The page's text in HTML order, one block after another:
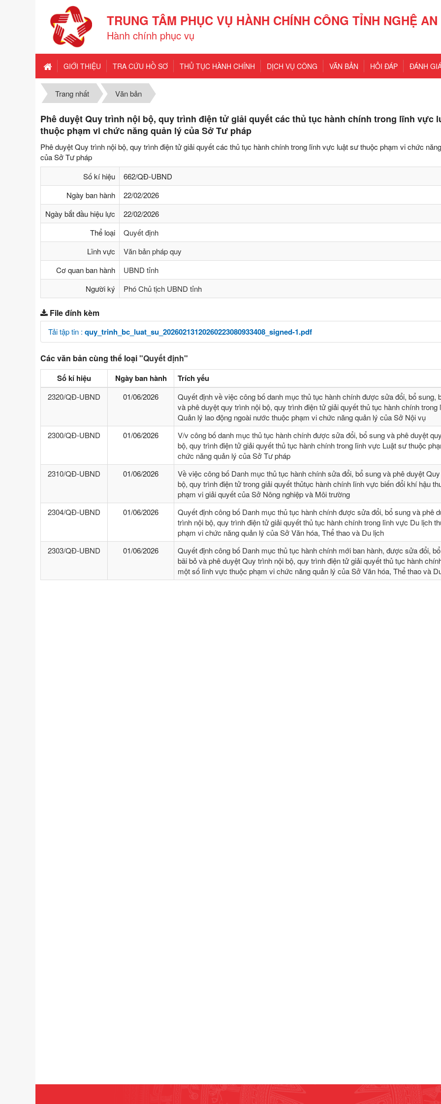
TRUNG TÂM PHỤC VỤ HÀNH CHÍNH CÔNG TỈNH NGHỆ AN
Hành chính phục vụ
GIỚI THIỆU TRA CỨU HỒ SƠ THỦ TỤC HÀNH CHÍNH DỊCH VỤ CÔNG VĂN BẢN HỎI ĐÁP ĐÁNH
Trang nhất Văn bản
Phê duyệt Quy trình nội bộ, quy trình điện tử giải quyết các thủ tục hành chính trong lĩnh vực
thuộc phạm vi chức năng quản lý của Sở Tư pháp
Phê duyệt Quy trình nội bộ, quy trình điện tử giải quyết các thủ tục hành chính trong lĩnh vực luật sư thuộc phạm vi chức
của Sở Tư pháp
Số kí hiệu
662/QĐ-UBND
Ngày ban hành
22/02/2026
Ngày bắt đầu hiệu lực
22/02/2026
Thể loại
Quyết định
Lĩnh vực
Văn bản pháp quy
Cơ quan ban hành
UBND tỉnh
Người ký
Phó Chủ tịch UBND tỉnh
File đính kèm
Tải tập tin : quy_trinh_bc_luat_su_20260213120260223080933408_signed-1.pdf
Các văn bản cùng thể loại"Quyết định"
Số kí hiệu Ngày ban hành Trích yếu
2320/QĐ-UBND 01/06/2026
Quyết định về việc công bố danh mục thủ tục hành chính được sửa đổi, bổ sung,
và phê duyệt quy trình nội bộ, quy trình điện tử giải quyết thủ tục hành chính trong
Quản lý lao động ngoài nước thuộc phạm vi chức năng quản lý của Sở Nội vụ
2300/QĐ-UBND
01/06/2026
V/v công bố danh mục thủ tục hành chính được sửa đổi, bổ sung và phê duyệt
bộ, quy trình điện tử giải quyết thủ tục hành chính trong lĩnh vực Luật sư thuộc
chức năng quản lý của Sở Tư pháp
2310/QĐ-UBND
01/06/2026
Về việc công bố Danh mục thủ tục hành chính sửa đổi, bổ sung và phê duyệt
bộ, quy trình điện tử trong giải quyết thủtục hành chính lĩnh vực biến đổi khí hậu
phạm vi giải quyết của Sở Nông nghiệp và Môi trường
2304/QĐ-UBND
01/06/2026
Quyết định công bố Danh mục thủ tục hành chính được sửa đổi, bổ sung và phê
trình nội bộ, quy trình điện tử giải quyết thủ tục hành chính trong lĩnh vực Du lịch
phạm vi chức năng quản lý của Sở Văn hóa, Thể thao và Du lịch
2303/QĐ-UBND
01/06/2026
Quyết định công bố Danh mục thủ tục hành chính mới ban hành, được sửa đổi,
bãi bỏ và phê duyệt Quy trình nội bộ, quy trình điện tử giải quyết thủ tục hành
một số lĩnh vực thuộc phạm vi chức năng quản lý của Sở Văn hóa, Thể thao và